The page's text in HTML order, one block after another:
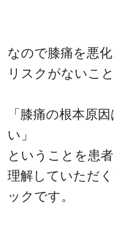
なので膝痛を悪
リスクがないこ
「膝痛の根本原
い」
ということを患
理解していただ
ックです。